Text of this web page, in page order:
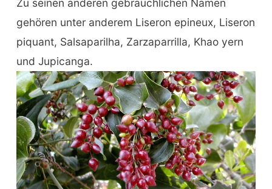
Zu seinen anderen gebräuchlichen Namen
gehören unter anderem Liseron epineux, Liseron
piquant, Salsaparilha, Zarzaparrilla, Khao yern
und Jupicanga.